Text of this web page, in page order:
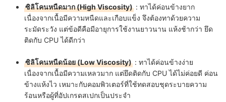
ซิลิโคนหนืดมาก (High Viscosity) : ทาได้ค่อนข้างยาก
เนื่องจากเนื้อมีความหนืดและเกือบแข็ง จึงต้องทาด้วยความ
ระมัดระวัง แต่ข้อดีคือมีอายุการใช้งานยาวนาน แห้งช้ากว่า ยึด
ติดกับ CPU ได้ดีกว่า
ซิลิโคนหนืดน้อย (Low Viscosity) : ทาได้ค่อนข้างง่าย
เนื่องจากเนื้อมีความเหลวมาก แต่ยึดติดกับ CPU ได้ไม่ค่อยดี ค่อน
ข้างแห้งไว เหมาะกับคอมพิวเตอร์ที่ใช้ทดสอบชุดระบายความ
ร้อนหรือผู้ที่อัปเกรดสเปกเป็นประจำ